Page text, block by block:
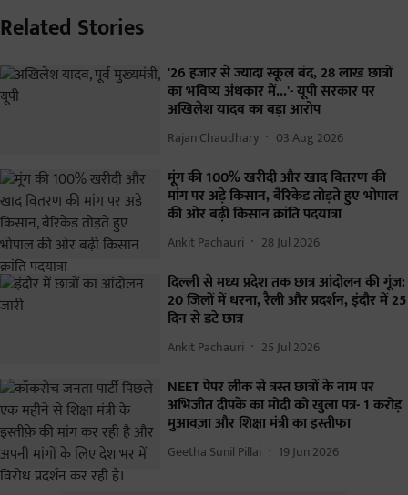
Related Stories
'26 हजार से ज्यादा स्कूल बंद, 28 लाख छात्रों
का भविष्य अंधकार में...'- यूपी सरकार पर
अखिलेश यादव का बड़ा आरोप
Rajan Chaudhary 03 Aug 2026
मूंग की 100% खरीदी और खाद वितरण की
मांग पर अड़े किसान, बैरिकेड तोड़ते हुए भोपाल
की ओर बढ़ी किसान क्रांति पदयात्रा
Ankit Pachauri 28 Jul 2026
दिल्ली से मध्य प्रदेश तक छात्र आंदोलन की गूंज:
20 जिलों में धरना, रैली और प्रदर्शन, इंदौर में 25
दिन से डटे छात्र
Ankit Pachauri 25 Jul 2026
NEET पेपर लीक से त्रस्त छात्रों के नाम पर
अभिजीत दीपके का मोदी को खुला पत्र- 1 करोड़
मुआवज़ा और शिक्षा मंत्री का इस्तीफा
Geetha Sunil Pillai 19 Jun 2026